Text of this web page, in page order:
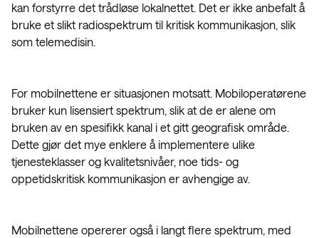
kan forstyrre det trådløse lokalnettet. Det er ikke anbefalt å
bruke et slikt radiospektrum til kritisk kommunikasjon, slik
som telemedisin.
For mobilnettene er situasjonen motsatt. Mobiloperatørene
bruker kun lisensiert spektrum, slik at de er alene om
bruken av en spesifikk kanal i et gitt geografisk område.
Dette gjør det mye enklere å implementere ulike
tjenesteklasser og kvalitetsnivåer, noe tids- og
oppetidskritisk kommunikasjon er avhengige av.
Mobilnettene opererer også i langt flere spektrum, med